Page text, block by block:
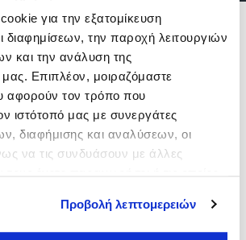
για την εξατομίκευση
διαφημίσεων, την παροχή λειτουργιών
και την ανάλυση της
μας. Επιπλέον, μοιραζόμαστε
αφορούν τον τρόπο που
ιστότοπό μας με συνεργάτες
διαφήμισης και αναλύσεων, οι
να τις συνδυάσουν με άλλες
Προβολή λεπτομερειών
στο χάρτη και σύγκρινετιμή
καιαπόσταση